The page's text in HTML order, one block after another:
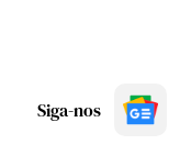
Siga-nos